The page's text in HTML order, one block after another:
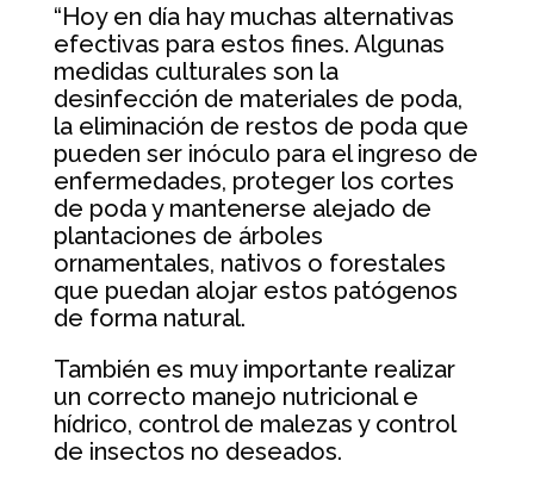
“Hoy en día hay muchas alternativas
efectivas para estos fines. Algunas
medidas culturales son la
desinfección de materiales de poda,
la eliminación de restos de poda que
pueden ser inóculo para el ingreso de
enfermedades, proteger los cortes
de poda y mantenerse alejado de
plantaciones de árboles
ornamentales, nativos o forestales
que puedan alojar estos patógenos
de forma natural.
También es muy importante realizar
un correcto manejo nutricional e
hídrico, control de malezas y control
de insectos no deseados.